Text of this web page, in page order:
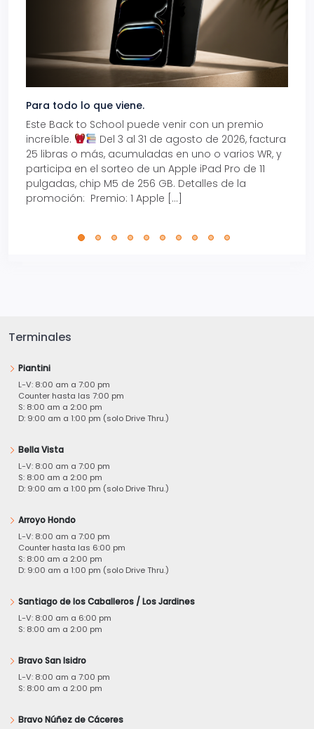
Para todo lo que viene.
Este Back to School puede venir con un premio
increíble.
Del 3 al 31 de agosto de 2026, factura
25 libras o más, acumuladas en uno o varios WR, y
participa en el sorteo de un Apple iPad Pro de 11
pulgadas, chip M5 de 256 GB. Detalles de la
promoción: Premio: 1 Apple […]
Terminales
Piantini
L-V: 8:00 am a 7:00 pm
Counter hasta las 7:00 pm
S: 8:00 am a 2:00 pm
D: 9:00 am a 1:00 pm (solo Drive Thru.)
Bella Vista
L-V: 8:00 am a 7:00 pm
S: 8:00 am a 2:00 pm
D: 9:00 am a 1:00 pm (solo Drive Thru.)
Arroyo Hondo
L-V: 8:00 am a 7:00 pm
Counter hasta las 6:00 pm
S: 8:00 am a 2:00 pm
D: 9:00 am a 1:00 pm (solo Drive Thru.)
Santiago de los Caballeros / Los Jardines
L-V: 8:00 am a 6:00 pm
S: 8:00 am a 2:00 pm
Bravo San Isidro
L-V: 8:00 am a 7:00 pm
S: 8:00 am a 2:00 pm
Bravo Núñez de Cáceres